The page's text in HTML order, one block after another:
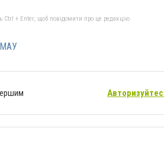
Ctrl + Enter, щоб повідомити про це редакцію